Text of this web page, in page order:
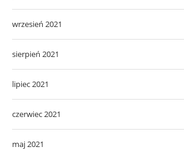
wrzesień 2021
sierpień 2021
lipiec 2021
czerwiec 2021
maj 2021